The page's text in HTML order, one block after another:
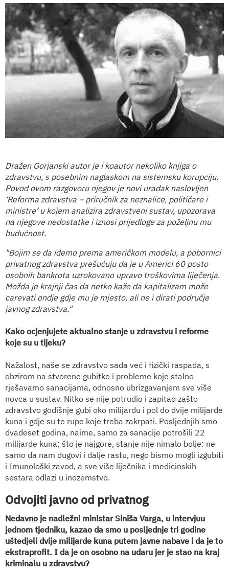
Dražen Gorjanski autor je i koautor nekoliko knjiga o
zdravstvu, s posebnim naglaskom na sistemsku korupciju.
Povod ovom razgovoru njegov je novi uradak naslovljen
‘Reforma zdravstva – priručnik za neznalice, političare i
ministre’ u kojem analizira zdravstveni sustav, upozorava
na njegove nedostatke i iznosi prijedloge za poželjnu mu
budućnost.
"Bojim se da idemo prema američkom modelu, a pobornici
privatnog zdravstva prešućuju da je u Americi 60 posto
osobnih bankrota uzrokovano upravo troškovima liječenja.
Možda je krajnji čas da netko kaže da kapitalizam može
carevati ondje gdje mu je mjesto, ali ne i dirati područje
javnog zdravstva."
Kako ocjenjujete aktualno stanje u zdravstvu i reforme
koje su u tijeku?
Nažalost, naše se zdravstvo sada već i fizički raspada, s
obzirom na stvorene gubitke i probleme koje stalno
rješavamo sanacijama, odnosno ubrizgavanjem sve više
novca u sustav. Nitko se nije potrudio i zapitao zašto
zdravstvo godišnje gubi oko milijardu i pol do dvije milijarde
kuna i gdje su te rupe koje treba zakrpati. Posljednjih smo
dvadeset godina, naime, samo za sanacije potrošili 22
milijarde kuna; što je najgore, stanje nije nimalo bolje: ne
samo da nam dugovi i dalje rastu, nego bismo mogli izgubiti
i Imunološki zavod, a sve više liječnika i medicinskih
sestara odlazi u inozemstvo.
Odvojiti javno od privatnog
Nedavno je nadležni ministar Siniša Varga, u intervjuu
jednom tjedniku, kazao da smo u posljednje tri godine
uštedjeli dvije milijarde kuna putem javne nabave i da je to
ekstraprofit. I da je on osobno na udaru jer je stao na kraj
kriminalu u zdravstvu?